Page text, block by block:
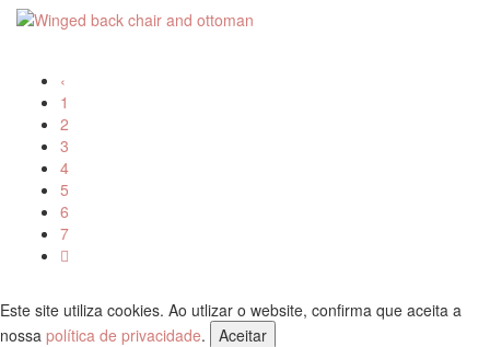
‹
1
2
3
4
5
6
7
Este site utiliza cookies. Ao utlizar o website, confirma que aceita a
nossa política de privacidade. Aceitar